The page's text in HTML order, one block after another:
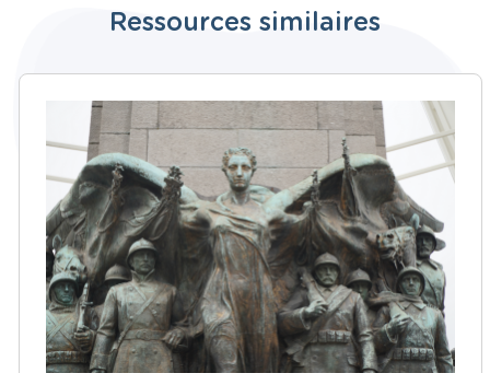
Ressources similaires